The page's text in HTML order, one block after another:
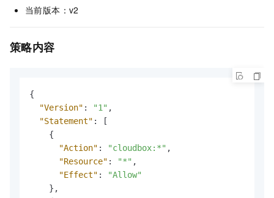
当前版本：v2
策略内容
{
"Version" : "1" ,
"Statement" :
[
{
"Action" : "cloudbox:*" ,
"Resource" : "*" ,
"Effect" :
"Allow"
} ,